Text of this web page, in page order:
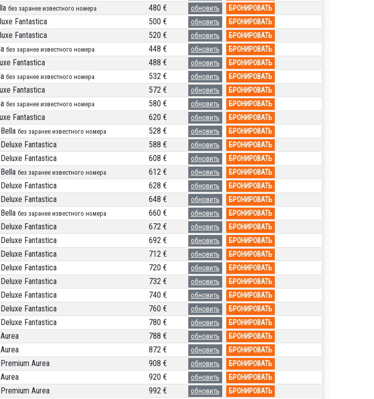
без заранее известного номера 480 € обновить БРОНИРОВАТЬ
Fantastica 500 € обновить БРОНИРОВАТЬ
Fantastica 520 € обновить БРОНИРОВАТЬ
без заранее известного номера 448 € обновить БРОНИРОВАТЬ
Fantastica 488 € обновить БРОНИРОВАТЬ
без заранее известного номера 532 € обновить БРОНИРОВАТЬ
Fantastica 572 € обновить БРОНИРОВАТЬ
без заранее известного номера 580 € обновить БРОНИРОВАТЬ
Fantastica 620 € обновить БРОНИРОВАТЬ
без заранее известного номера 528 € обновить БРОНИРОВАТЬ
Fantastica 588 € обновить БРОНИРОВАТЬ
Fantastica 608 € обновить БРОНИРОВАТЬ
без заранее известного номера 612 € обновить БРОНИРОВАТЬ
Fantastica 628 € обновить БРОНИРОВАТЬ
Fantastica 648 € обновить БРОНИРОВАТЬ
без заранее известного номера 660 € обновить БРОНИРОВАТЬ
Fantastica 672 € обновить БРОНИРОВАТЬ
Fantastica 692 € обновить БРОНИРОВАТЬ
Fantastica 712 € обновить БРОНИРОВАТЬ
Fantastica 720 € обновить БРОНИРОВАТЬ
Fantastica 732 € обновить БРОНИРОВАТЬ
Fantastica 740 € обновить БРОНИРОВАТЬ
Fantastica 760 € обновить БРОНИРОВАТЬ
Fantastica 780 € обновить БРОНИРОВАТЬ
788 € обновить БРОНИРОВАТЬ
872 € обновить БРОНИРОВАТЬ
Aurea 908 € обновить БРОНИРОВАТЬ
920 € обновить БРОНИРОВАТЬ
Aurea 992 € обновить БРОНИРОВАТЬ